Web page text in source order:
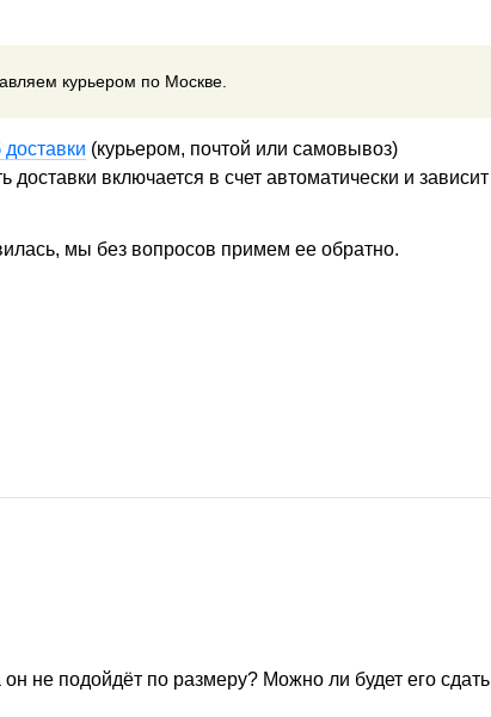
курьером по Москве.
(курьером, почтой или самовывоз)
включается в счет автоматически и зависит
мы без вопросов примем ее обратно.
не подойдёт по размеру? Можно ли будет его сдать